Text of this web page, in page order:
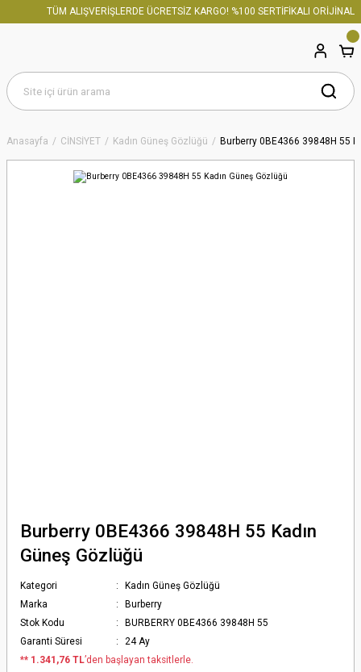
TÜM ALIŞVERİŞLERDE ÜCRETSİZ KARGO! %100 SERTİFİKALI ORİJİNAL
Anasayfa CİNSİYET Kadın Güneş Gözlüğü Burberry 0BE4366 39848H 55
Burberry 0BE4366 39848H 55 Kadın
Güneş Gözlüğü
Kategori
Kadın Güneş Gözlüğü
Marka
Burberry
Stok Kodu
BURBERRY 0BE4366 39848H 55
Garanti Süresi
24 Ay
** 1.341,76 TL’den başlayan taksitlerle.